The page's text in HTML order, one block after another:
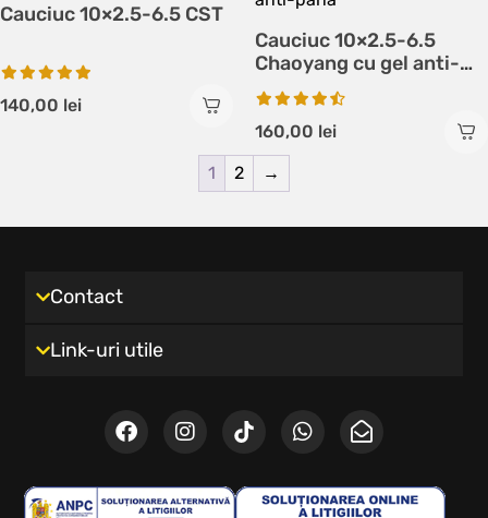
Cauciuc 10×2.5-6.5 CST
140,00 lei
Cauciuc 10×2.5-6.5
Chaoyang cu gel anti-
pana
160,00 lei
1
2 →
Contact
Link-uri utile